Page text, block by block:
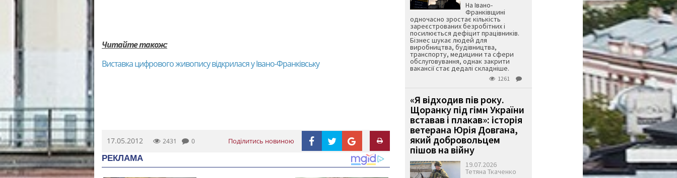
Читайте також:
Виставка цифрового живопису відкрилася у Івано-Франківську
17.05.2012 2431 0 Поділитись новиною
РЕКЛАМА
На Івано-
Франківщині
одночасно зростає кількість
зареєстрованих безробітних і
посилюється дефіцит працівників.
Бізнес шукає людей для
виробництва, будівництва,
транспорту, медицини та сфери
обслуговування, однак закрити
вакансії стає дедалі складніше.
1261
«Я відходив пів року.
Щоранку під гімн України
вставав і плакав»: історія
ветерана Юрія Довгана,
який добровольцем
пішов на війну
19.07.2026
Тетяна Ткаченко